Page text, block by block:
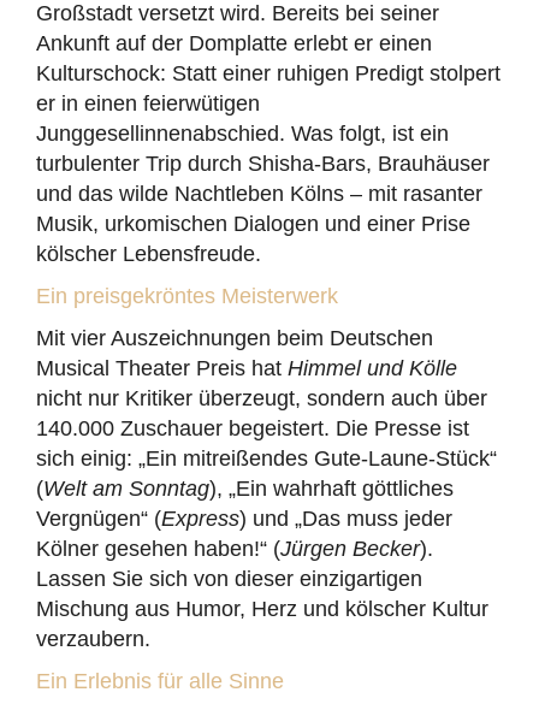
Großstadt versetzt wird. Bereits bei seiner
Ankunft auf der Domplatte erlebt er einen
Kulturschock: Statt einer ruhigen Predigt stolpert
er in einen feierwütigen
Junggesellinnenabschied. Was folgt, ist ein
turbulenter Trip durch Shisha-Bars, Brauhäuser
und das wilde Nachtleben Kölns – mit rasanter
Musik, urkomischen Dialogen und einer Prise
kölscher Lebensfreude.
Ein preisgekröntes Meisterwerk
Mit vier Auszeichnungen beim Deutschen
Musical Theater Preis hat Himmel und Kölle
nicht nur Kritiker überzeugt, sondern auch über
140.000 Zuschauer begeistert. Die Presse ist
sich einig: „Ein mitreißendes Gute-Laune-Stück“
(Welt am Sonntag), „Ein wahrhaft göttliches
Vergnügen“ (Express) und „Das muss jeder
Kölner gesehen haben!“ (Jürgen Becker).
Lassen Sie sich von dieser einzigartigen
Mischung aus Humor, Herz und kölscher Kultur
verzaubern.
Ein Erlebnis für alle Sinne